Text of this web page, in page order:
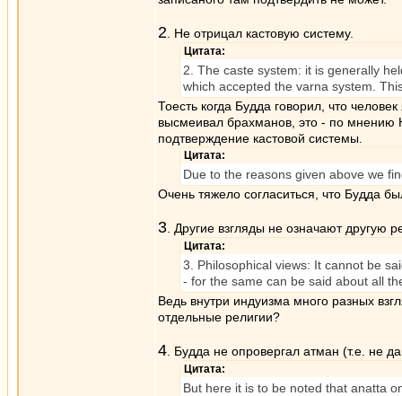
2 . Не отрицал кастовую систему.
Цитата:
2. The caste system: it is generally
which accepted the varna system.
Тоесть когда Будда говорил, что
высмеивал брахманов, это - по мнению
подтверждение кастовой системы.
Цитата:
Due to the reasons given above we
Очень тяжело согласиться, что Будда
3 . Другие взгляды не означают другую
Цитата:
3. Philosophical views: It cannot be
- for the same can be said about all
Ведь внутри индуизма много разных
отдельные религии?
4 . Будда не опровергал атман (т.е. не
Цитата:
But here it is to be noted that anatta